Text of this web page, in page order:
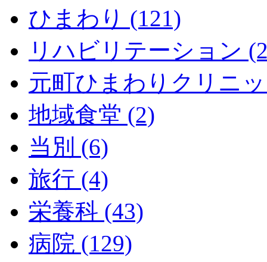
ひまわり (121)
リハビリテーション
元町ひまわりクリニ
地域食堂 (2)
当別 (6)
旅行 (4)
栄養科 (43)
病院 (129)